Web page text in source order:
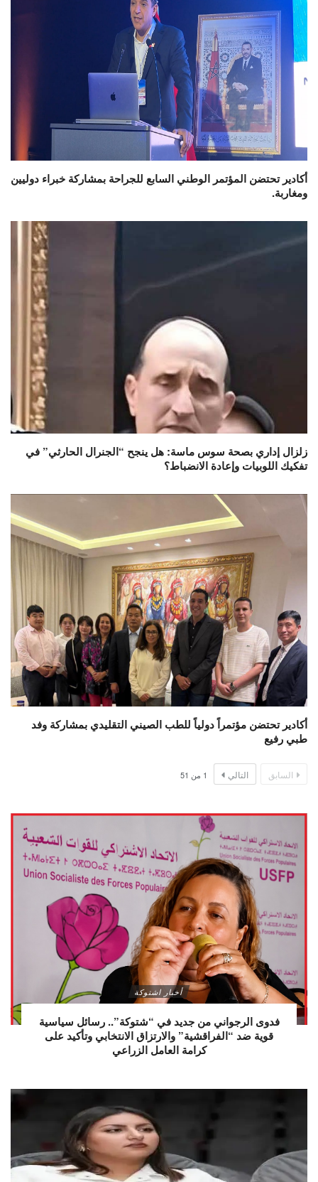
أكادير تحتضن المؤتمر الوطني السابع للجراحة بمشاركة خبراء دوليين
ومغاربة.
زلزال إداري بصحة سوس ماسة: هل ينجح “الجنرال الحارثي” في
تفكيك اللوبيات وإعادة الانضباط؟
أكادير تحتضن مؤتمراً دولياً للطب الصيني التقليدي بمشاركة وفد
طبي رفيع
السابق التالي 1 من 51
أخبار اشتوكة
فدوى الرجواني من جديد في “شتوكة”.. رسائل سياسية
قوية ضد “الفراقشية” والارتزاق الانتخابي وتأكيد على
كرامة العامل الزراعي